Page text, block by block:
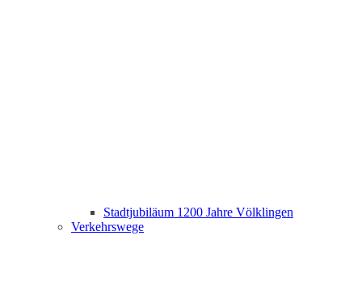
Stadtjubiläum 1200 Jahre Völklingen
Verkehrswege